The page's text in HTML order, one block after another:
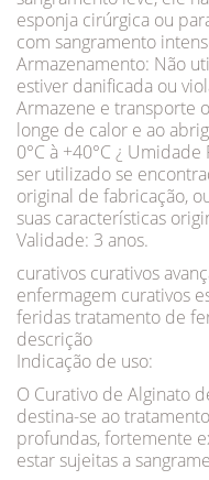
esponja cirúrgica ou
com sangramento
Armazenamento: Não
estiver danificada ou
Armazene e transporte
longe de calor e ao
0°C à +40°C ¿
ser utilizado se
original de fabricação,
suas características
Validade: 3 anos.
curativos curativos
enfermagem curativos
feridas tratamento de
descrição
Indicação de uso:
O Curativo de Alginato
destina-se ao
profundas, fortemente
estar sujeitas a